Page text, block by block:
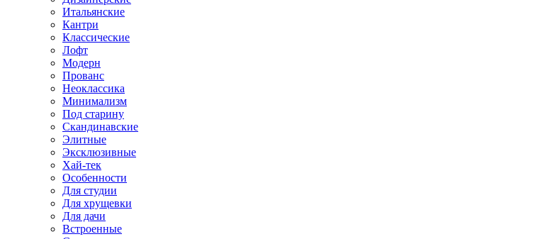
Итальянские
Кантри
Классические
Лофт
Модерн
Прованс
Неоклассика
Минимализм
Под старину
Скандинавские
Элитные
Эксклюзивные
Хай-тек
Особенности
Для студии
Для хрущевки
Для дачи
Встроенные